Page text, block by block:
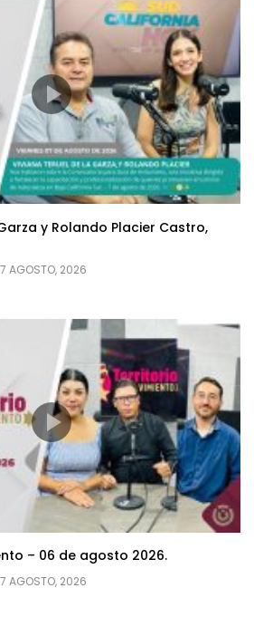
y Rolando Placier Castro,
7 AGOSTO, 2026
– 06 de agosto 2026.
7 AGOSTO, 2026